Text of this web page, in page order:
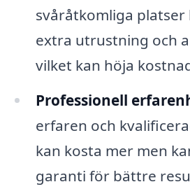
svåråtkomliga platser
extra utrustning och
vilket kan höja
Professionell
erfaren och
kan kosta mer men
garanti för bättre